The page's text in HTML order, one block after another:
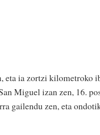
eta ia zortzi kilometroko
Miguel izan zen, 16.
gailendu zen, eta